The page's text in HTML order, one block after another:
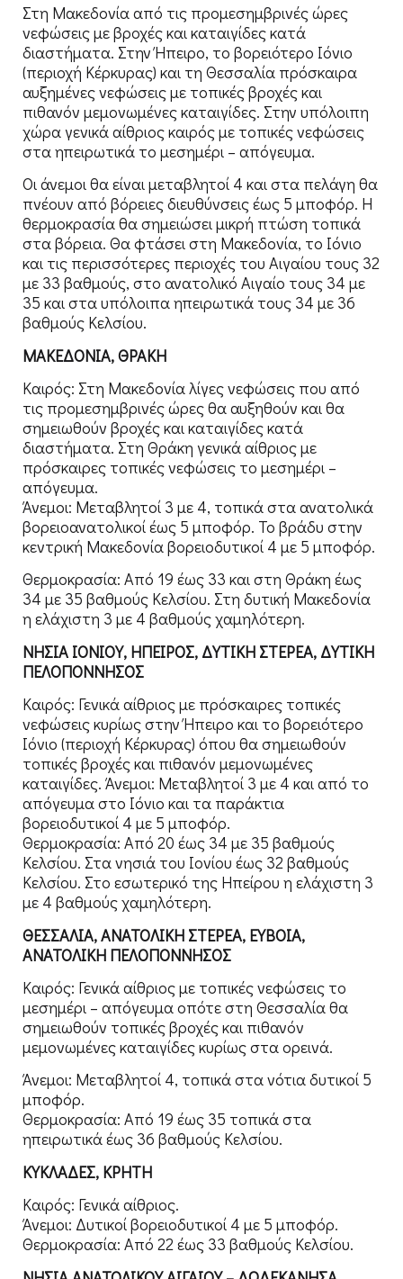
Στη Μακεδονία από τις προμεσημβρινές ώρες
νεφώσεις με βροχές και καταιγίδες κατά
διαστήματα. Στην Ήπειρο, το βορειότερο Ιόνιο
(περιοχή Κέρκυρας) και τη Θεσσαλία πρόσκαιρα
αυξημένες νεφώσεις με τοπικές βροχές και
πιθανόν μεμονωμένες καταιγίδες. Στην υπόλοιπη
χώρα γενικά αίθριος καιρός με τοπικές νεφώσεις
στα ηπειρωτικά το μεσημέρι – απόγευμα.
Οι άνεμοι θα είναι μεταβλητοί 4 και στα πελάγη θα
πνέουν από βόρειες διευθύνσεις έως 5 μποφόρ. Η
θερμοκρασία θα σημειώσει μικρή πτώση τοπικά
στα βόρεια. Θα φτάσει στη Μακεδονία, το Ιόνιο
και τις περισσότερες περιοχές του Αιγαίου τους 32
με 33 βαθμούς, στο ανατολικό Αιγαίο τους 34 με
35 και στα υπόλοιπα ηπειρωτικά τους 34 με 36
βαθμούς Κελσίου.
ΜΑΚΕΔΟΝΙΑ, ΘΡΑΚΗ
Καιρός: Στη Μακεδονία λίγες νεφώσεις που από
τις προμεσημβρινές ώρες θα αυξηθούν και θα
σημειωθούν βροχές και καταιγίδες κατά
διαστήματα. Στη Θράκη γενικά αίθριος με
πρόσκαιρες τοπικές νεφώσεις το μεσημέρι –
απόγευμα.
Άνεμοι: Μεταβλητοί 3 με 4, τοπικά στα ανατολικά
βορειοανατολικοί έως 5 μποφόρ. Το βράδυ στην
κεντρική Μακεδονία βορειοδυτικοί 4 με 5 μποφόρ.
Θερμοκρασία: Από 19 έως 33 και στη Θράκη έως
34 με 35 βαθμούς Κελσίου. Στη δυτική Μακεδονία
η ελάχιστη 3 με 4 βαθμούς χαμηλότερη.
ΝΗΣΙΑ ΙΟΝΙΟΥ, ΗΠΕΙΡΟΣ, ΔΥΤΙΚΗ ΣΤΕΡΕΑ, ΔΥΤΙΚΗ
ΠΕΛΟΠΟΝΝΗΣΟΣ
Καιρός: Γενικά αίθριος με πρόσκαιρες τοπικές
νεφώσεις κυρίως στην Ήπειρο και το βορειότερο
Ιόνιο (περιοχή Κέρκυρας) όπου θα σημειωθούν
τοπικές βροχές και πιθανόν μεμονωμένες
καταιγίδες. Άνεμοι: Μεταβλητοί 3 με 4 και από το
απόγευμα στο Ιόνιο και τα παράκτια
βορειοδυτικοί 4 με 5 μποφόρ.
Θερμοκρασία: Από 20 έως 34 με 35 βαθμούς
Κελσίου. Στα νησιά του Ιονίου έως 32 βαθμούς
Κελσίου. Στο εσωτερικό της Ηπείρου η ελάχιστη 3
με 4 βαθμούς χαμηλότερη.
ΘΕΣΣΑΛΙΑ, ΑΝΑΤΟΛΙΚΗ ΣΤΕΡΕΑ, ΕΥΒΟΙΑ,
ΑΝΑΤΟΛΙΚΗ ΠΕΛΟΠΟΝΝΗΣΟΣ
Καιρός: Γενικά αίθριος με τοπικές νεφώσεις το
μεσημέρι – απόγευμα οπότε στη Θεσσαλία θα
σημειωθούν τοπικές βροχές και πιθανόν
μεμονωμένες καταιγίδες κυρίως στα ορεινά.
Άνεμοι: Μεταβλητοί 4, τοπικά στα νότια δυτικοί 5
μποφόρ.
Θερμοκρασία: Από 19 έως 35 τοπικά στα
ηπειρωτικά έως 36 βαθμούς Κελσίου.
ΚΥΚΛΑΔΕΣ, ΚΡΗΤΗ
Καιρός: Γενικά αίθριος.
Άνεμοι: Δυτικοί βορειοδυτικοί 4 με 5 μποφόρ.
Θερμοκρασία: Από 22 έως 33 βαθμούς Κελσίου.